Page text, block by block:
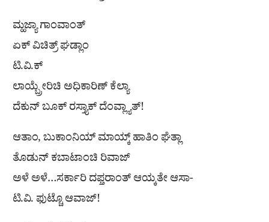
ಮ್ಹಜ್ಯಾ ಗಾಂವಾಂತ್
ಏಕ್ ವಿಚಿತ್ರ್ ಘಡ್ಲಾಂ
ಟಿ.ವಿ.ಕ್
ಲಾಯ್ಬ್ರೇರಿಚಿ ಅಧಿಕಾರಿಣ್ ಕೆಲ್ಯಾ
ದೆಕುನ್ ಬೂಕ್ ರಸ್ತ್ಯಾಕ್ ದೆಂವ್ಲ್ಯಾತ್!
ಆತಾಂ, ಬುಕಾಂನಿಯ್ ಮಾಯ್ಕ್ ಹಾತಿಂ ಘೆತ್ಲಾ
ತೊಡುನ್ ಕಬಾಟಾಂಚಿ ರಿವಾಜ್
ಅಳೆ ಅಳೆ…ಸರ್ಕಾರಿ ದಫ್ತರಾಂತ್ ಆಯ್ಕತೇ ಆಸಾ-
ಟಿ.ವಿ. ಫುಟ್ಚೊ ಆವಾಜ್!